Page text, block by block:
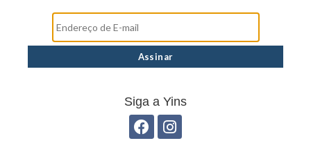
CANETA FINELINER
YP8425
CANETA FINELINER
YP8426
Siga a Yins